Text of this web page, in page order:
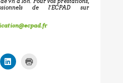
9h à 16h. Pour vos prestations,
de l’ECPAD sur
Cliquez
pour